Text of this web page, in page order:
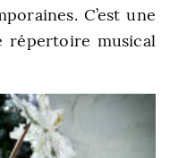
C’est une
répertoire musical